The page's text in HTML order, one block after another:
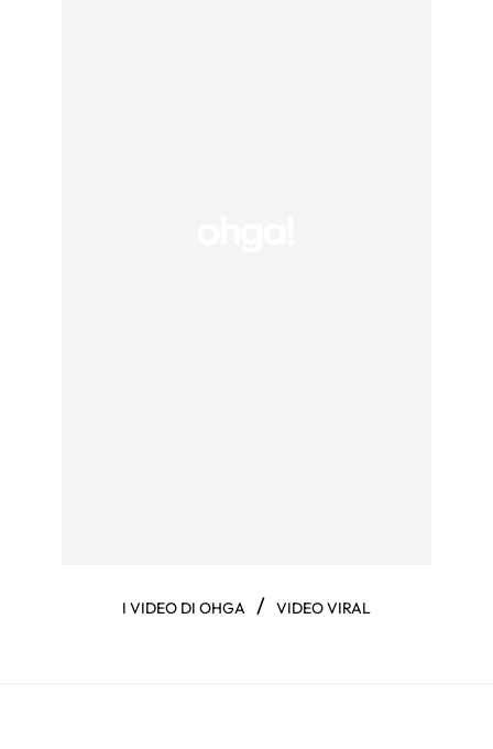
I VIDEO DI OHGA / VIDEO VIRAL